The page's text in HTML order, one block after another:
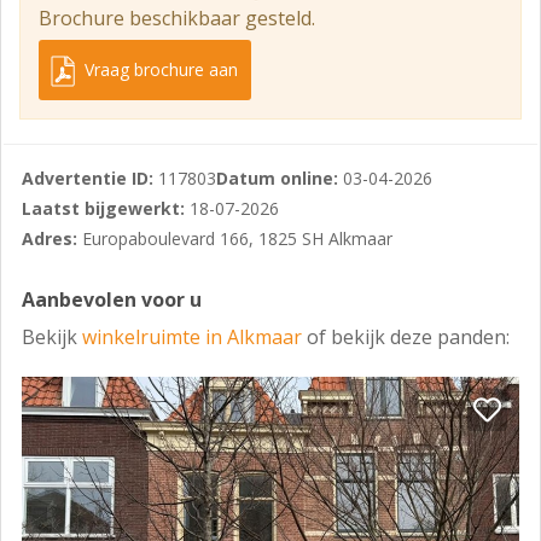
verssegment.
Overnamesom winkelinrichting
Prijs op aanvraag.
€ 2.950,- per maand, excl. BTW.
Servicekosten
beheer, elektraverbruik, waterverbruik, stookkosten;
- Verzekeringen, vaste lasten, precario;
- Onderhoud exterieur, hemelwaterafvoer/goten,
straatmeubilair;
- Onderhoud neoninstallatie, Cv-installatie,
Brochure beschikbaar gesteld.
Vraag brochure aan
Advertentie ID: 117803Datum online: 03-04-2026
Laatst bijgewerkt: 18-07-2026
Adres: Europaboulevard 166, 1825 SH Alkmaar
Aanbevolen voor u
Bekijkwinkelruimte in Alkmaarof bekijk deze panden: